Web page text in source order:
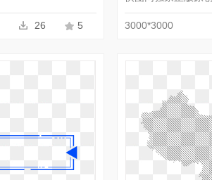
26 5 3000*3000